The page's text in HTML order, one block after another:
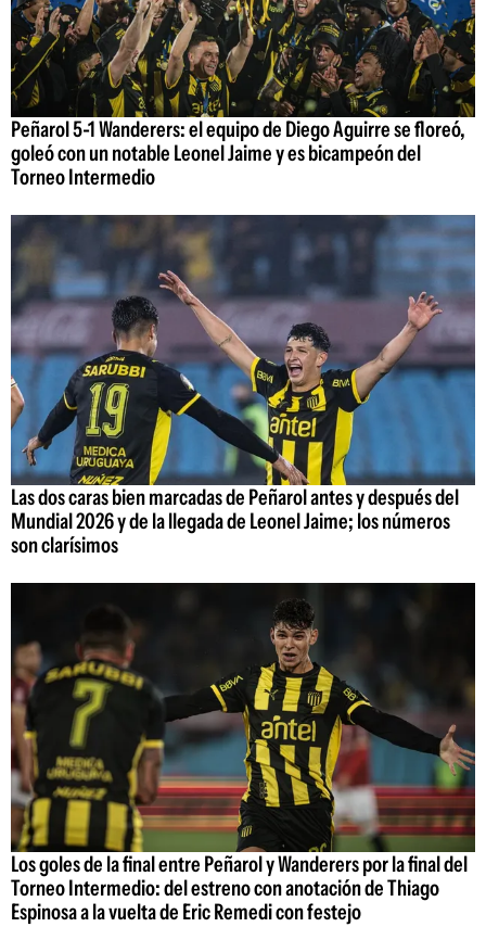
Peñarol 5-1 Wanderers: el equipo de Diego Aguirre se floreó,
goleó con un notable Leonel Jaime y es bicampeón del
Torneo Intermedio
Las dos caras bien marcadas de Peñarol antes y después del
Mundial 2026 y de la llegada de Leonel Jaime; los números
son clarísimos
Los goles de la final entre Peñarol y Wanderers por la final del
Torneo Intermedio: del estreno con anotación de Thiago
Espinosa a la vuelta de Eric Remedi con festejo